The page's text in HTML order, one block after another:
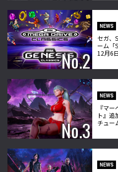
NEWS
セガ、
ーム「
12月6
NEWS
『マ
ト』追
チュー
NEWS